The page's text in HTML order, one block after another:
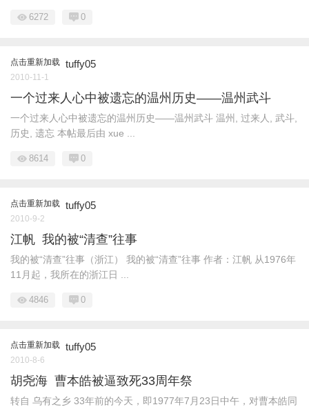
6272 0
点击重新加载 tuffy05
2010-11-1
一个过来人心中被遗忘的温州历史——温州武斗
一个过来人心中被遗忘的温州历史——温州武斗 温州, 过来人, 武斗,
历史, 遗忘 本帖最后由 xue ...
8614 0
点击重新加载 tuffy05
2010-9-2
江帆 我的被“清查”往事
我的被“清查”往事（浙江） 我的被“清查”往事 作者：江帆 从1976年
11月起，我所在的浙江日 ...
4846 0
点击重新加载 tuffy05
2010-8-6
胡尧海 曹本皓被逼致死33周年祭
转自 乌有之乡 33年前的今天，即1977年7月23日中午，对曹本皓同